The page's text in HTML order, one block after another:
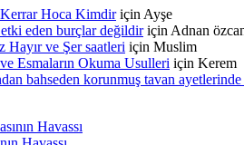
Hoca Kimdiriçin Ayşe
eden burçlar değildiriçin Adnan
Hayır ve Şer saatleri için Muslim
Esmaların Okuma Usulleri için Kerem
bahseden korunmuş tavan
Havassı